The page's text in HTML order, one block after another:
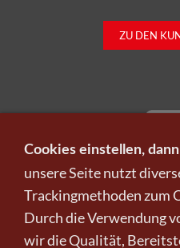
ZU DEN
Infos zu
Cookies einstellen,
unsere Seite nutzt
Trackingmethoden zum
Durch die Verwendung
wir die Qualität,